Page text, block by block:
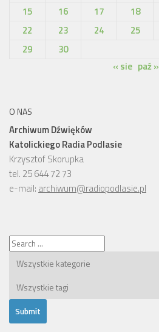
15
16 17 18
22
23 24 25
29
30
« sie paź »
O NAS
Archiwum Dźwięków
Katolickiego Radia Podlasie
Krzysztof Skorupka
tel. 25 644 72 73
e-mail: archiwum@radiopodlasie.pl